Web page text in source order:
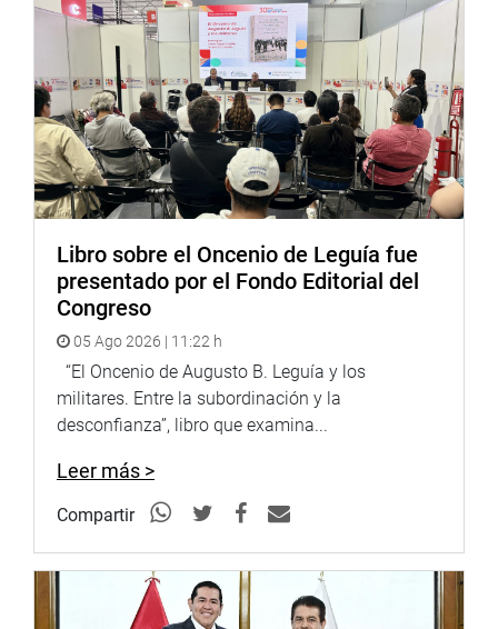
Lima, diciembre de 2020
DESPACHO CONGRESAL
Libro sobre el Oncenio de Leguía fue
presentado por el Fondo Editorial del
Congreso
05 Ago 2026 | 11:22 h
“El Oncenio de Augusto B. Leguía y los
militares. Entre la subordinación y la
desconfianza”, libro que examina...
Leer más >
Compartir